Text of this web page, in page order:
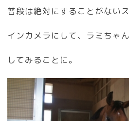
普段は絶対にすることがない
インカメラにして、ラミちゃ
してみることに。